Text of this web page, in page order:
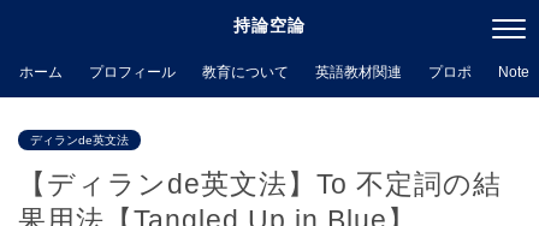
持論空論
ホーム プロフィール 教育について 英語教材関連 プロポ Note
ディランde英文法
【ディランde英文法】To 不定詞の結